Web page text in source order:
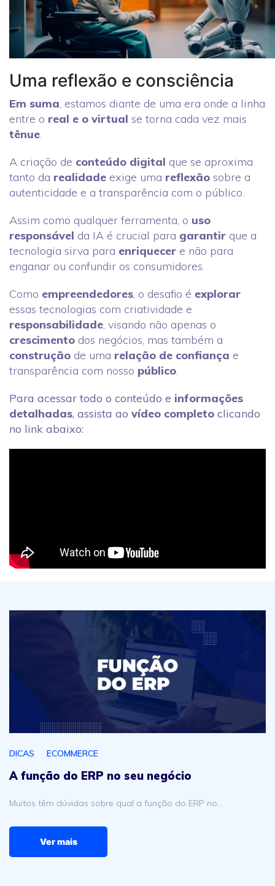
Uma reflexão e consciência
Em suma, estamos diante de uma era onde a linha
entre o real e o virtual se torna cada vez mais
tênue.
A criação de conteúdo digital que se aproxima
tanto da realidade exige uma reflexão sobre a
autenticidade e a transparência com o público.
Assim como qualquer ferramenta, o uso
responsável da IA é crucial para garantir que a
tecnologia sirva para enriquecer e não para
enganar ou confundir os consumidores.
Como empreendedores, o desafio é explorar
essas tecnologias com criatividade e
responsabilidade, visando não apenas o
crescimento dos negócios, mas também a
construção de uma relação de confiança e
transparência com nosso público.
Para acessar todo o conteúdo e informações
detalhadas, assista ao vídeo completo clicando
no link abaixo:
A função do ERP no seu negócio
DICAS ECOMMERCE
A função do ERP no seu negócio
Muitos têm dúvidas sobre qual a função do ERP no…
Ver mais